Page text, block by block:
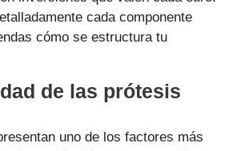
cada componente
cómo se estructura tu
de las prótesis
uno de los factores más